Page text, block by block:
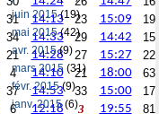
31 14:13 23 15:09
19
34 14:33 29 14:42
15
21 14:28 27 15:27
22
4 14:10 21 18:00
63
37 14:53 33 15:00
17
6 12:18 3 19:55
81
juin 2015(19)
mai 2015(42)
avr. 2015(9)
mars 2015 (31)
févr. 2015(9)
janv. 2015(6)